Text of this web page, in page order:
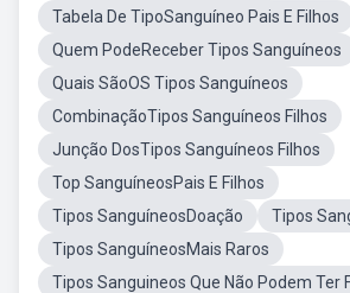
Tabela De TipoSanguíneo Pais E Filhos
Quem PodeReceber Tipos Sanguíneos
Quais SãoOS Tipos Sanguíneos
CombinaçãoTipos Sanguíneos Filhos
Junção DosTipos Sanguíneos Filhos
Top SanguíneosPais E Filhos
Tipos SanguíneosDoação
Tipos
Tipos SanguíneosMais Raros
Tipos Sanguineos Que Não Podem Ter